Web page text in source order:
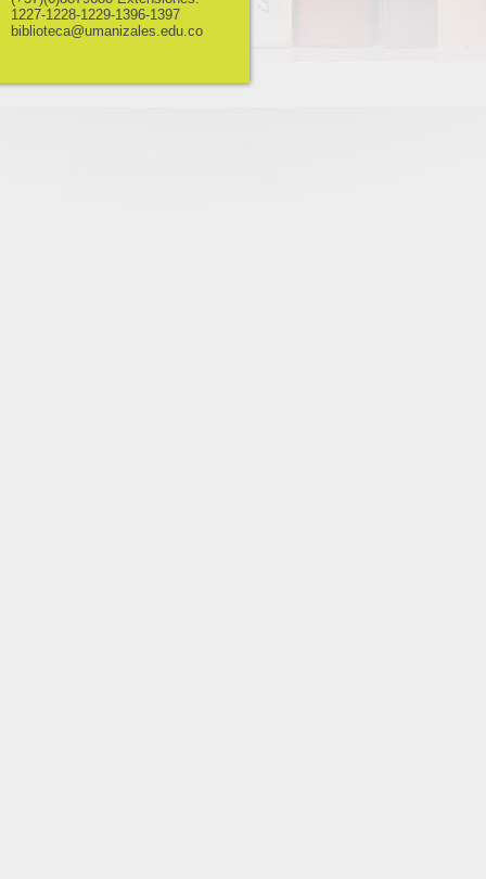
1227-1228-1229-1396-1397
biblioteca@umanizales.edu.co